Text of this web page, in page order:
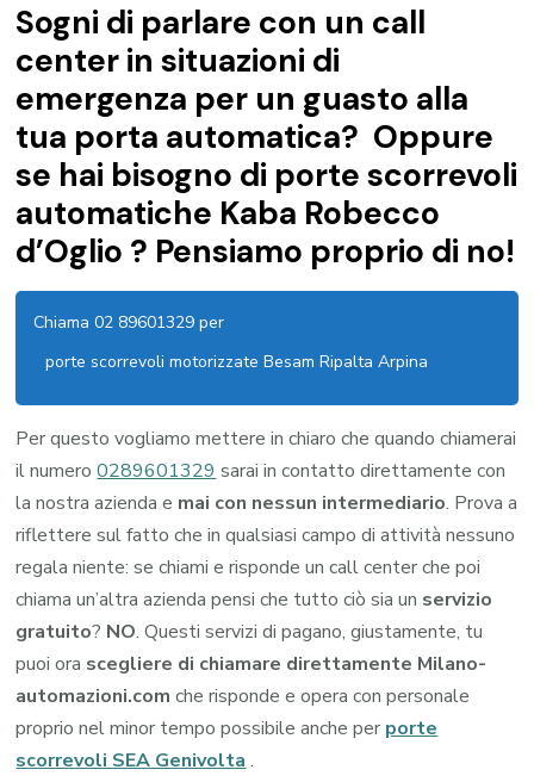
Sogni di parlare con un call
center in situazioni di
emergenza per un guasto alla
tua porta automatica? Oppure
se hai bisogno di porte scorrevoli
automatiche Kaba Robecco
d’Oglio ? Pensiamo proprio di no!
Chiama 02 89601329 per
porte scorrevoli motorizzate Besam Ripalta Arpina
Per questo vogliamo mettere in chiaro che quando chiamerai
il numero0289601329sarai in contatto direttamente con
la nostra azienda e mai con nessun intermediario. Prova a
riflettere sul fatto che in qualsiasi campo di attività nessuno
regala niente: se chiami e risponde un call center che poi
chiama un’altra azienda pensi che tutto ciò sia un servizio
gratuito? NO. Questi servizi di pagano, giustamente, tu
puoi ora scegliere di chiamare direttamente Milano-
automazioni.com che risponde e opera con personale
proprio nel minor tempo possibile anche per porte
scorrevoli SEA Genivolta.